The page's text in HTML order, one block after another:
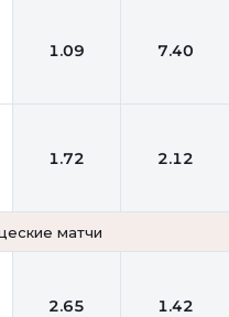
1.09 7.40
1.72 2.12
матчи
2.65 1.42